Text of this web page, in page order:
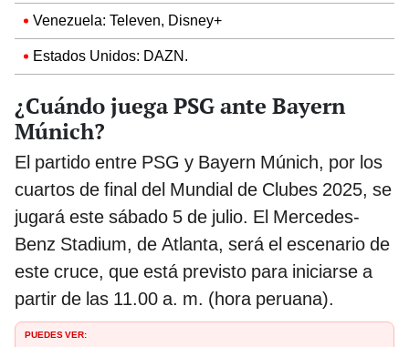
Venezuela: Televen, Disney+
Estados Unidos: DAZN.
¿Cuándo juega PSG ante Bayern
Múnich?
El partido entre PSG y Bayern Múnich, por los
cuartos de final del Mundial de Clubes 2025, se
jugará este sábado 5 de julio. El Mercedes-
Benz Stadium, de Atlanta, será el escenario de
este cruce, que está previsto para iniciarse a
partir de las 11.00 a. m. (hora peruana).
PUEDES VER: